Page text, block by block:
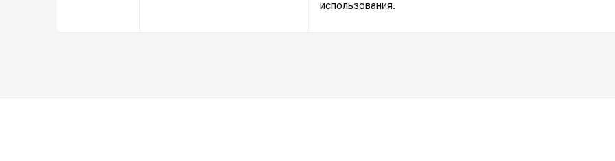
использования.